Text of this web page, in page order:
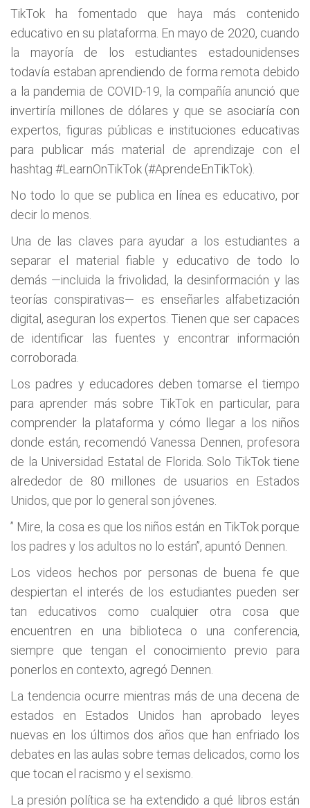
TikTok ha fomentado que haya más contenido
educativo en su plataforma. En mayo de 2020, cuando
la mayoría de los estudiantes estadounidenses
todavía estaban aprendiendo de forma remota debido
a la pandemia de COVID-19, la compañía anunció que
invertiría millones de dólares y que se asociaría con
expertos, figuras públicas e instituciones educativas
para publicar más material de aprendizaje con el
hashtag #LearnOnTikTok (#AprendeEnTikTok).
No todo lo que se publica en línea es educativo, por
decir lo menos.
Una de las claves para ayudar a los estudiantes a
separar el material fiable y educativo de todo lo
demás —incluida la frivolidad, la desinformación y las
teorías conspirativas— es enseñarles alfabetización
digital, aseguran los expertos. Tienen que ser capaces
de identificar las fuentes y encontrar información
corroborada.
Los padres y educadores deben tomarse el tiempo
para aprender más sobre TikTok en particular, para
comprender la plataforma y cómo llegar a los niños
donde están, recomendó Vanessa Dennen, profesora
de la Universidad Estatal de Florida. Solo TikTok tiene
alrededor de 80 millones de usuarios en Estados
Unidos, que por lo general son jóvenes.
” Mire, la cosa es que los niños están en TikTok porque
los padres y los adultos no lo están”, apuntó Dennen.
Los videos hechos por personas de buena fe que
despiertan el interés de los estudiantes pueden ser
tan educativos como cualquier otra cosa que
encuentren en una biblioteca o una conferencia,
siempre que tengan el conocimiento previo para
ponerlos en contexto, agregó Dennen.
La tendencia ocurre mientras más de una decena de
estados en Estados Unidos han aprobado leyes
nuevas en los últimos dos años que han enfriado los
debates en las aulas sobre temas delicados, como los
que tocan el racismo y el sexismo.
La presión política se ha extendido a qué libros están